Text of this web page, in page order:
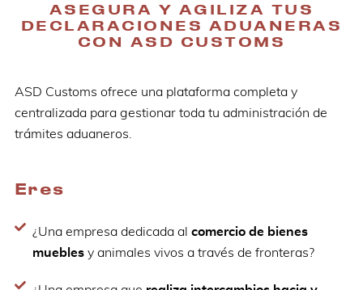
ASEGURA Y AGILIZA TUS
DECLARACIONES ADUANERAS
CON ASD CUSTOMS
ASD Customs ofrece una plataforma completa y
centralizada para gestionar toda tu administración de
trámites aduaneros.
Eres
¿Una empresa dedicada alcomercio de bienes
muebles y animales vivos a través de fronteras?